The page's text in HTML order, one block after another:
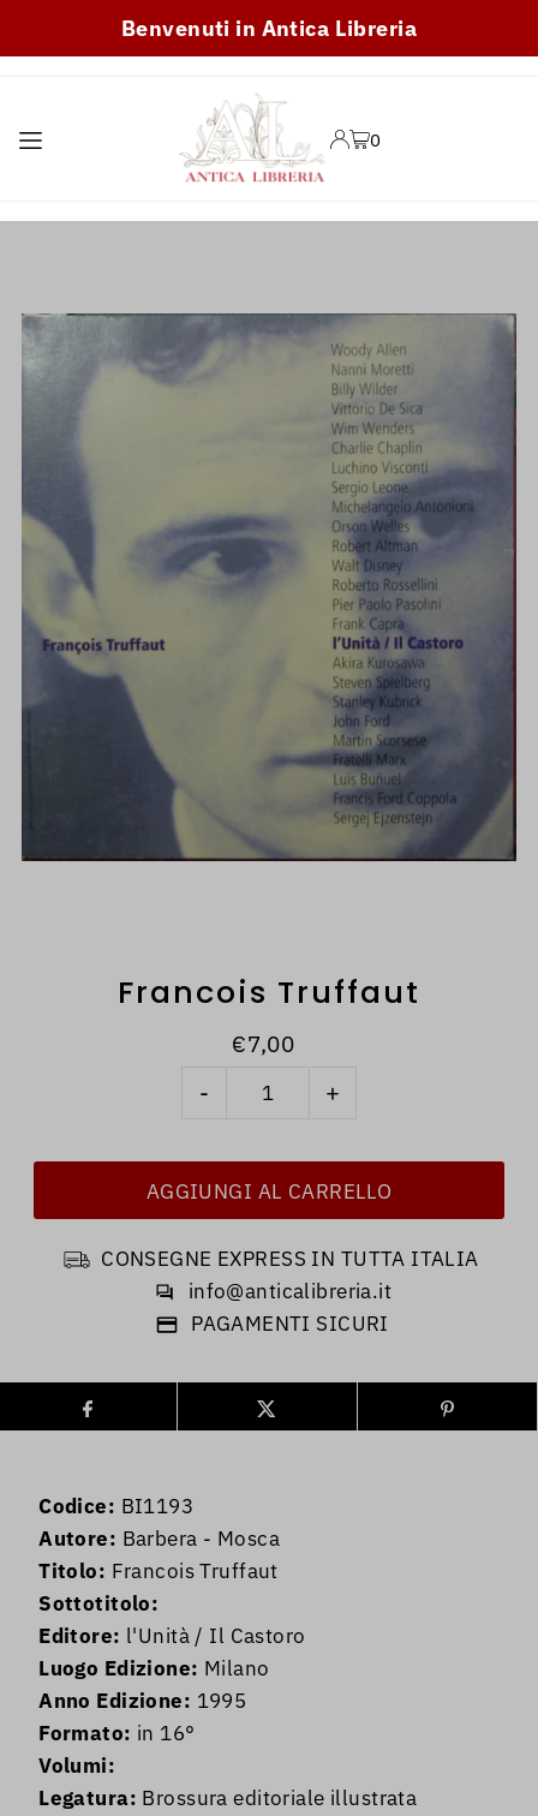
TRANSLATION MISSING:
Benvenuti in Antica Libreria
0
Francois Truffaut
€7,00
- +
CONSEGNE EXPRESS IN TUTTA ITALIA
info@anticalibreria.it
PAGAMENTI SICURI
Codice: BI1193
Autore: Barbera - Mosca
Titolo: Francois Truffaut
Sottotitolo:
Editore: l'Unità / Il Castoro
Luogo Edizione: Milano
Anno Edizione: 1995
Formato: in 16°
Volumi:
Legatura: Brossura editoriale illustrata